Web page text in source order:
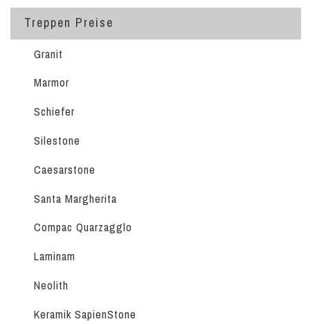
Treppen Preise
Granit
Marmor
Schiefer
Silestone
Caesarstone
Santa Margherita
Compac Quarzagglo
Laminam
Neolith
Keramik SapienStone